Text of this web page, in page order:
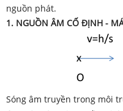
nguồn phát.
1. NGUỒN ÂM CỐ ĐỊNH -
Sóng âm truyền trong môi